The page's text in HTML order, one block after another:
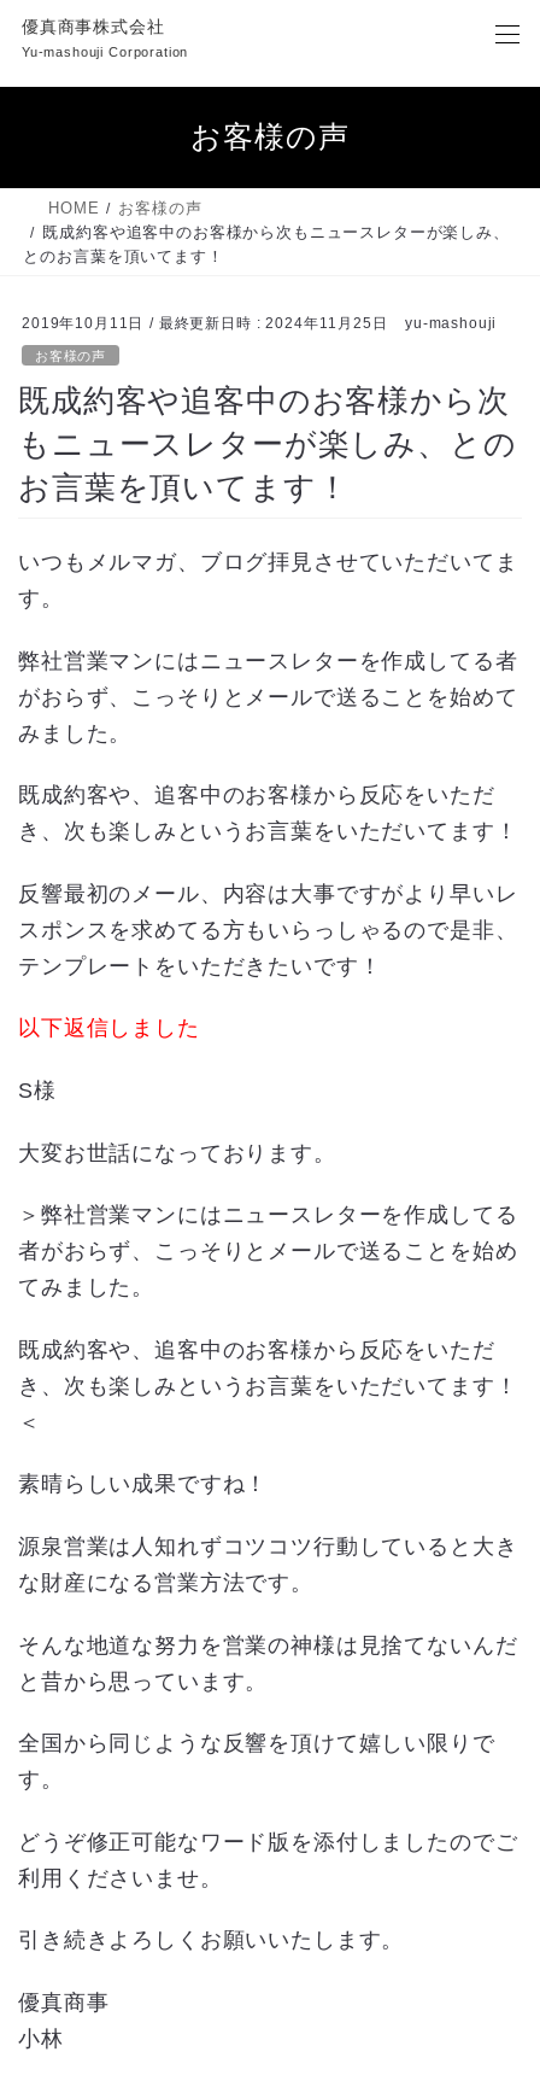
ン
キ
ー
に
優真商事株式会社
Yu-mashouji Corporation
お客様の声
HOME
お客様の声
既成約客や追客中のお客様から次もニュースレターが楽しみ、
とのお言葉を頂いてます！
2019年10月11日 / 最終更新日時 :2024年11月25日 yu-mashouji
お客様の声
既成約客や追客中のお客様から次
もニュースレターが楽しみ、との
お言葉を頂いてます！
いつもメルマガ、ブログ拝見させていただいてま
す。
弊社営業マンにはニュースレターを作成してる者
がおらず、こっそりとメールで送ることを始めて
みました。
既成約客や、追客中のお客様から反応をいただ
き、次も楽しみというお言葉をいただいてます！
反響最初のメール、内容は大事ですがより早いレ
スポンスを求めてる方もいらっしゃるので是非、
テンプレートをいただきたいです！
以下返信しました
S様
大変お世話になっております。
＞弊社営業マンにはニュースレターを作成してる
者がおらず、こっそりとメールで送ることを始め
てみました。
既成約客や、追客中のお客様から反応をいただ
き、次も楽しみというお言葉をいただいてます！
＜
素晴らしい成果ですね！
源泉営業は人知れずコツコツ行動していると大き
な財産になる営業方法です。
そんな地道な努力を営業の神様は見捨てないんだ
と昔から思っています。
全国から同じような反響を頂けて嬉しい限りで
す。
どうぞ修正可能なワード版を添付しましたのでご
利用くださいませ。
引き続きよろしくお願いいたします。
優真商事
小林